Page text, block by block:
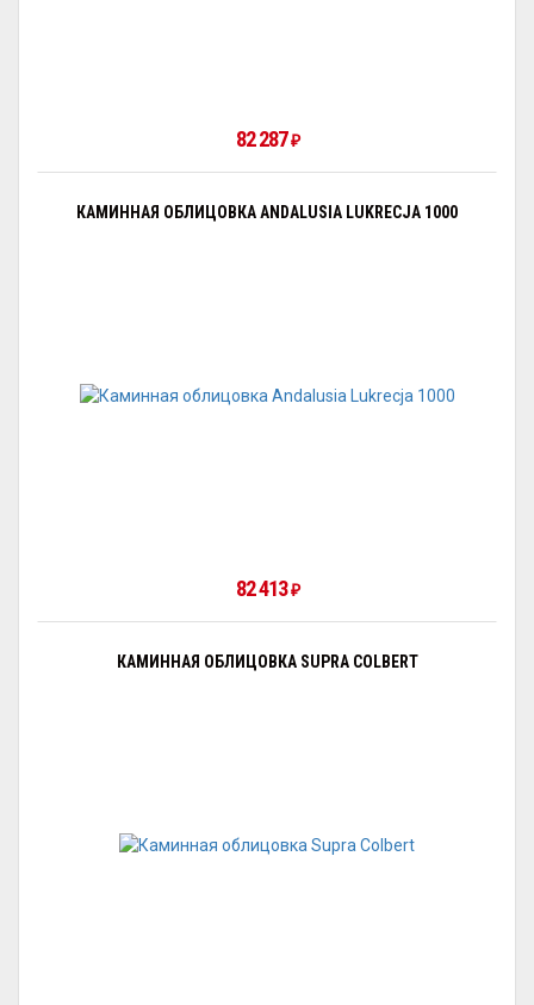
82 287₽
КАМИННАЯ ОБЛИЦОВКА ANDALUSIA LUKRECJA 1000
82 413₽
КАМИННАЯ ОБЛИЦОВКА SUPRA COLBERT